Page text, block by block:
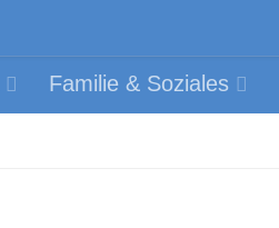
Familie & Soziales